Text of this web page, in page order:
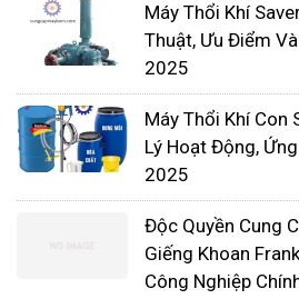
Máy Thổi Khí
Thuật, Ưu Điểm
2025
Máy Thổi Khí Con
Lý Hoạt Động,
2025
Độc Quyền Cung
Giếng Khoan
Công Nghiệp